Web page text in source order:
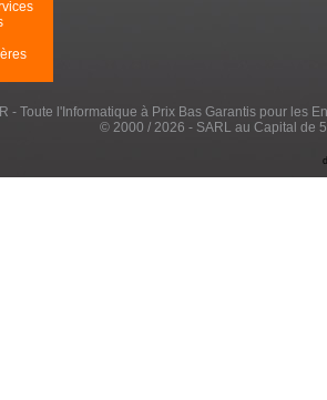
- Toute l'Informatique à Prix Bas Garantis pour les
© 2000 / 2026 - SARL au Capital de